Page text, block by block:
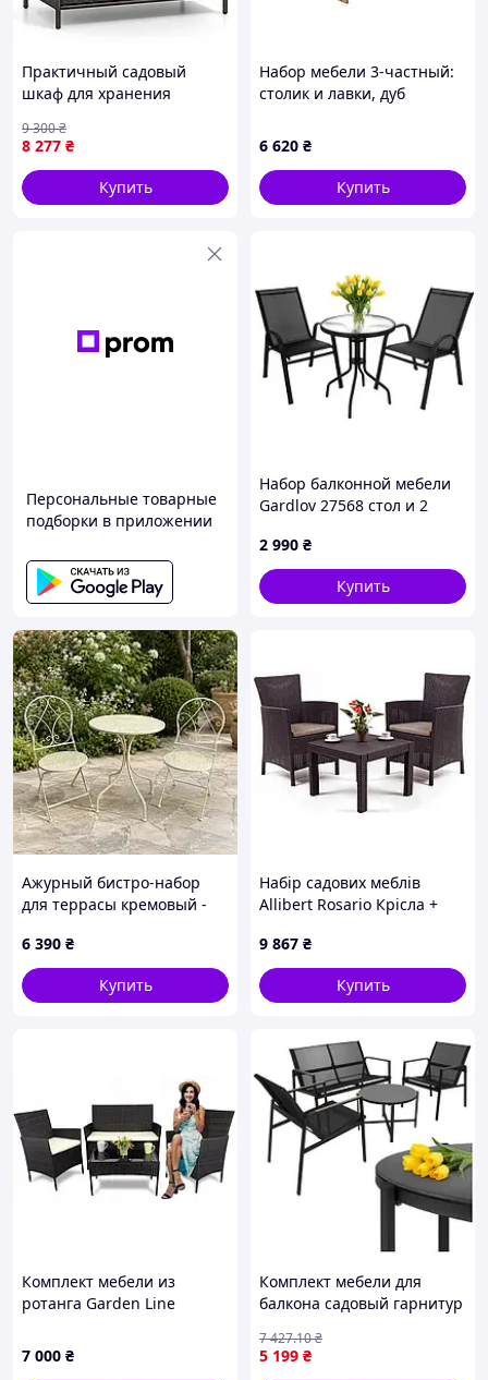
Практичный садовый
шкаф для хранения
90×53×86 см коричневого
цвета
8 277 ₴
9 300₴
Купить
Набор мебели 3-частный:
столик и лавки, дуб
6 620 ₴
Купить
Персональные товарные
подборки в приложении
Набор балконной мебели
Gardlov 27568 стол и 2
комплект
2 990 ₴
Купить
Ажурный бистро-набор
для террасы кремовый -
стула Гранд Презент
GP0059C
6 390 ₴
Купить
Набір садових меблів
Allibert Rosario Крісла +
9 867 ₴
Купить
Комплект мебели из
ротанга Garden Line
для сада кафе террасы,
Коричневый
7 000 ₴
Комплект мебели для
балкона садовый гарнитур
два кресла диван для
отдыха
5 199 ₴
7 427.10₴